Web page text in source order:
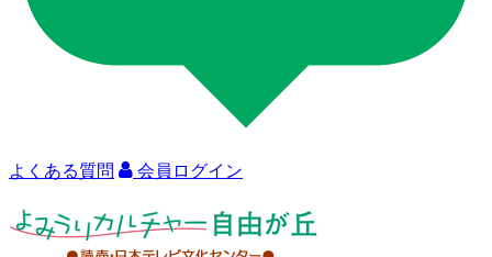
よくある質問 会員ログイン